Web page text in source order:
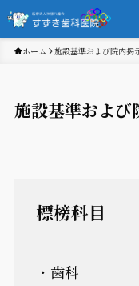
ホーム 施設基準および院内掲
施設基準および
標榜科目
・歯科